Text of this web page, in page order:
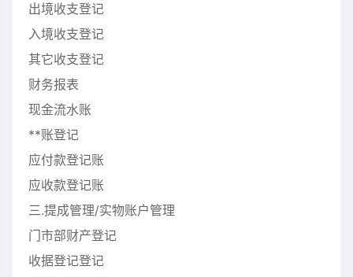
出境收支登记
入境收支登记
其它收支登记
财务报表
现金流水账
**账登记
应付款登记账
应收款登记账
三.提成管理/实物账户管理
门市部财产登记
收据登记登记